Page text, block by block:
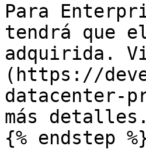
Para
tendrá que
adquirida.
(https://
datacenter-
más detalles.
{% endstep